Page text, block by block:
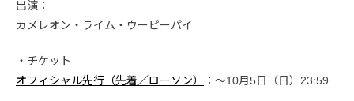
出演：
カメレオン・ライム・ウーピーパイ
・チケット
オフィシャル先行（先着／ローソン）
：〜10月5日（日）23:59